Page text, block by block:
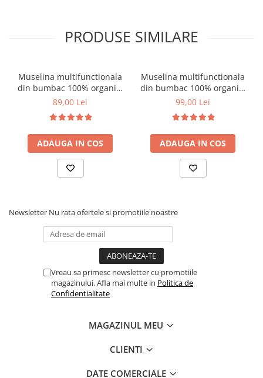
Muselina ONINO este gandita sa raspunda nevoilor zilnice
din viata unei mamici – si o face cu naturalete si versatilitate:
Dimensiuni generoase - 120x120 cm - care ofera
acoperire si libertate in utilizare.
alaptat sau baita.
Usor de intretinut – se spala la masina, se usuca rapid si
isi pastreaza textura moale dupa fiecare spalare.
Culori inspirate din natura, atent alese pentru a induce
Multifunctionala:
Prosop moale pentru dupa baie
Baveta de urgenta sau prosop pentru sters fata
Protectie in timpul alaptarii – ofera confort si discretie
Scutec textil de rezerva sau cearsaf de schimb
Paturica de infasat, de confort sau pentru leganat
Protectie impotriva vantului/soarelui in carucior
Standard), cel mai inalt standard international pentru textile
PRODUSE SIMILARE
Muselina multifunctionala
din bumbac 100% organic,
SNUGGLE.me, Pure Life, x1
certificata GOTS
89,00 Lei
ADAUGA IN COS
Muselina multifunctionala
din bumbac 100% organic,
HUG.me, Pure Nature, x3
certificata GOTS
99,00 Lei
ADAUGA IN COS
Newsletter Nu rata ofertele si promotiile noastre
Vreau sa primesc newsletter cu promotiile
magazinului. Afla mai multe in Politica de
Confidentialitate
MAGAZINUL MEU
CLIENTI
DATE COMERCIALE